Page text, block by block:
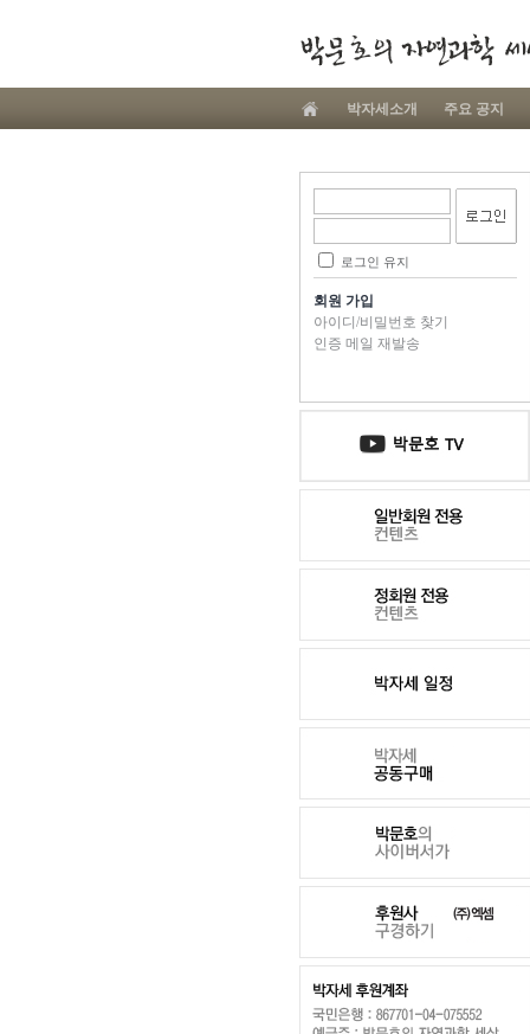
박자세소개 주요 공지
로그인 유지
회원 가입
아이디/비밀번호 찾기
인증 메일 재발송